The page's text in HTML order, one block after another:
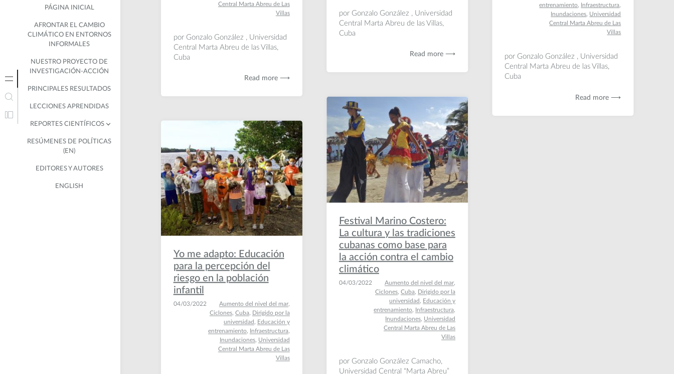
PÁGINA INICIAL
AFRONTAR EL CAMBIO
CLIMÁTICO EN ENTORNOS
INFORMALES
NUESTRO PROYECTO DE
INVESTIGACIÓN-ACCIÓN
PRINCIPALES RESULTADOS
LECCIONES APRENDIDAS
REPORTES CIENTÍFICOS
CUBA
RESÚMENES DE POLÍTICAS
(EN)
EDITORES Y AUTORES
ENGLISH
Central Marta Abreu de Las
Villas
por Gonzalo González , Universidad
Central Marta Abreu de las Villas,
Cuba
Read more ⟶
por Gonzalo González , Universidad
Central Marta Abreu de las Villas,
Cuba
Read more ⟶
entrenamiento, Infraestructura,
Inundaciones, Universidad
Central Marta Abreu de Las
Villas
por Gonzalo González , Universidad
Central Marta Abreu de las Villas,
Cuba
Read more ⟶
Festival Marino Costero:
La cultura y las tradiciones
cubanas como base para
la acción contra el cambio
climático
04/03/2022 Aumento del nivel del mar,
Ciclones,Cuba, Dirigido por la
universidad , Educación y
entrenamiento, Infraestructura,
Inundaciones, Universidad
Central Marta Abreu de Las
Villas
por Gonzalo González Camacho,
Universidad Central “Marta Abreu”
Yo me adapto: Educación
para la percepción del
riesgo en la población
infantil
04/03/2022 Aumento del nivel del mar,
Ciclones, Cuba, Dirigido por la
universidad , Educación y
entrenamiento, Infraestructura,
Inundaciones, Universidad
Central Marta Abreu de Las
Villas